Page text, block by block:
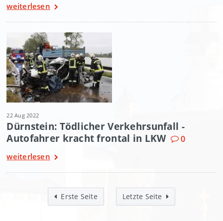
weiterlesen
22 Aug 2022
Dürnstein: Tödlicher Verkehrsunfall -
Autofahrer kracht frontal in LKW
0
weiterlesen
Erste Seite Letzte Seite